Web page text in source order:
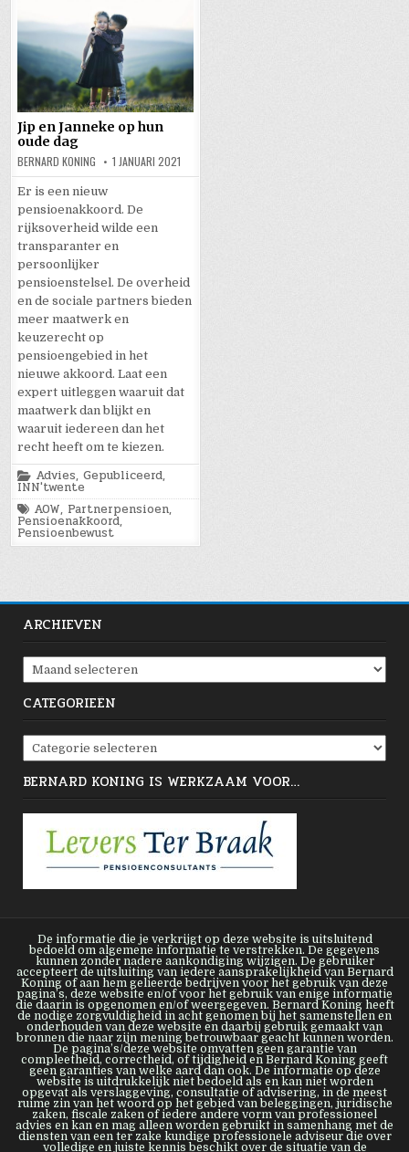
Jip en Janneke op hun
oude dag
BERNARD KONING 1 JANUARI 2021
Er is een nieuw
pensioenakkoord. De
rijksoverheid wilde een
transparanter en
persoonlijker
pensioenstelsel. De overheid
en de sociale partners bieden
meer maatwerk en
keuzerecht op
pensioengebied in het
nieuwe akkoord. Laat een
expert uitleggen waaruit dat
maatwerk dan blijkt en
waaruit iedereen dan het
recht heeft om te kiezen.
Posted
in
Advies,Gepubliceerd,
INN'twente
Tagged
AOW, Partnerpensioen,
Pensioenakkoord,
Pensioenbewust
ARCHIEVEN
Archieven
CATEGORIEËN
Categorieën
BERNARD KONING IS WERKZAAM VOOR…
De informatie die je verkrijgt op deze website is uitsluitend
bedoeld om algemene informatie te verstrekken. De gegevens
kunnen zonder nadere aankondiging wijzigen. De gebruiker
accepteert de uitsluiting van iedere aansprakelijkheid van Bernard
Koning of aan hem gelieerde bedrijven voor het gebruik van deze
pagina’s, deze website en/of voor het gebruik van enige informatie
die daarin is opgenomen en/of weergegeven. Bernard Koning heeft
de nodige zorgvuldigheid in acht genomen bij het samenstellen en
onderhouden van deze website en daarbij gebruik gemaakt van
bronnen die naar zijn mening betrouwbaar geacht kunnen worden.
De pagina’s/deze website omvatten geen garantie van
compleetheid, correctheid, of tijdigheid en Bernard Koning geeft
geen garanties van welke aard dan ook. De informatie op deze
website is uitdrukkelijk niet bedoeld als en kan niet worden
opgevat als verslaggeving, consultatie of advisering, in de meest
ruime zin van het woord op het gebied van beleggingen, juridische
zaken, fiscale zaken of iedere andere vorm van professioneel
advies en kan en mag alleen worden gebruikt in samenhang met de
diensten van een ter zake kundige professionele adviseur die over
volledige en juiste kennis beschikt over de situatie van de